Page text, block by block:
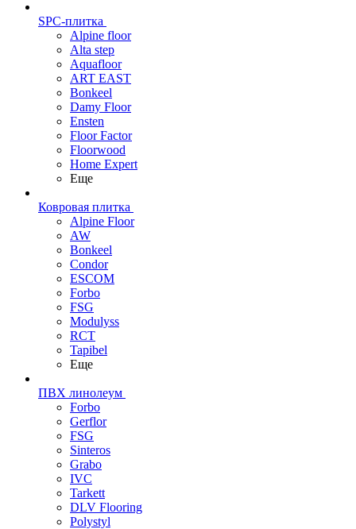
SPC-плитка
Alpine floor
Alta step
Aquafloor
ART EAST
Bonkeel
Damy Floor
Ensten
Floor Factor
Floorwood
Home Expert
Еще
Ковровая плитка
Alpine Floor
AW
Bonkeel
Condor
ESCOM
Forbo
FSG
Modulyss
RCT
Tapibel
Еще
ПВХ линолеум
Forbo
Gerflor
FSG
Sinteros
Grabo
IVC
Tarkett
DLV Flooring
Polystyl